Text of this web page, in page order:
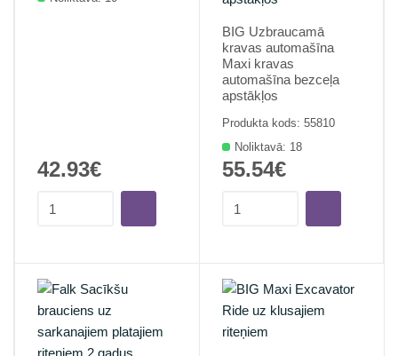
42.93€
BIG Uzbraucamā
kravas automašīna
Maxi kravas
automašīna bezceļa
apstākļos
Produkta kods: 55810
Noliktavā: 18
55.54€